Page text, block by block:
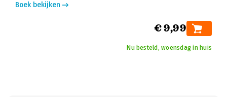
Boek bekijken
€ 9,99
Nu besteld, woensdag in huis